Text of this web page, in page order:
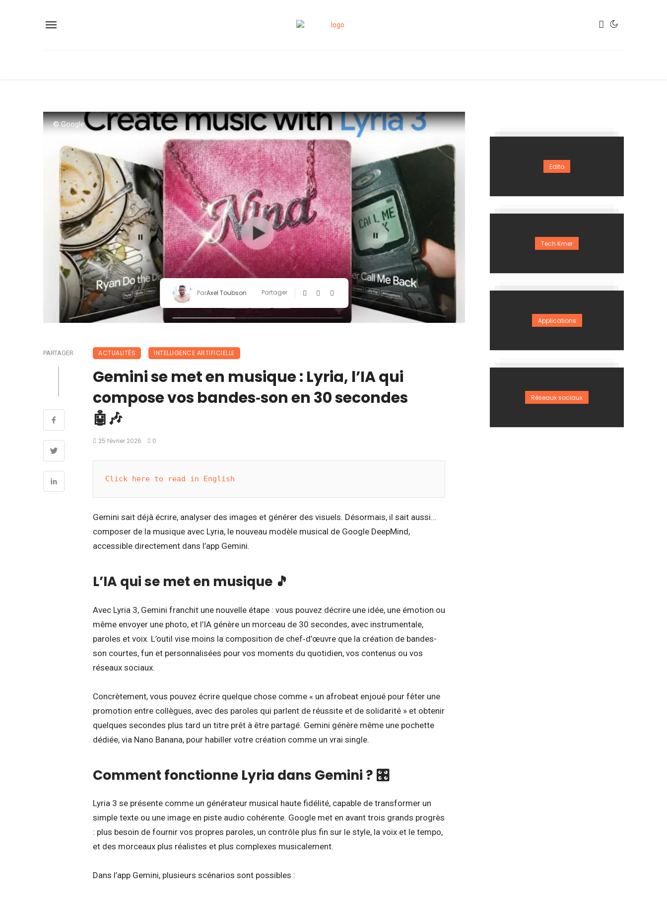
© Google
ParAxel Toubson Partager
PARTAGER ACTUALITÉS INTELLIGENCE ARTIFICIELLE
Gemini se met en musique : Lyria, l’IA qui
compose vos bandes‑son en 30 secondes
🤖🎶
25 février 2026 0
Click here to read in English
Gemini sait déjà écrire, analyser des images et générer des visuels. Désormais, il sait aussi…
composer de la musique avec Lyria, le nouveau modèle musical de Google DeepMind,
accessible directement dans l’app Gemini.
L’IA qui se met en musique 🎵
Avec Lyria 3, Gemini franchit une nouvelle étape : vous pouvez décrire une idée, une émotion ou
même envoyer une photo, et l’IA génère un morceau de 30 secondes, avec instrumentale,
paroles et voix. L’outil vise moins la composition de chef‑d’œuvre que la création de bandes-
son courtes, fun et personnalisées pour vos moments du quotidien, vos contenus ou vos
réseaux sociaux.
Concrètement, vous pouvez écrire quelque chose comme « un afrobeat enjoué pour fêter une
promotion entre collègues, avec des paroles qui parlent de réussite et de solidarité » et obtenir
quelques secondes plus tard un titre prêt à être partagé. Gemini génère même une pochette
dédiée, via Nano Banana, pour habiller votre création comme un vrai single.
Comment fonctionne Lyria dans Gemini ? 🎛️
Lyria 3 se présente comme un générateur musical haute fidélité, capable de transformer un
simple texte ou une image en piste audio cohérente. Google met en avant trois grands progrès
: plus besoin de fournir vos propres paroles, un contrôle plus fin sur le style, la voix et le tempo,
et des morceaux plus réalistes et plus complexes musicalement.
Dans l’app Gemini, plusieurs scénarios sont possibles :
Edito
Tech Kmer
Applications
Réseaux sociaux